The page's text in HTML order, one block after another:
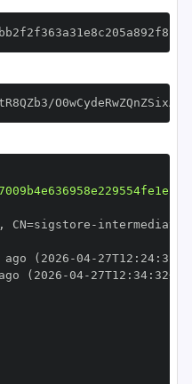
, CN=sigstore -
ago (2026 -04- 27T12 : 24:
(2026 -04- 27T12 : 34: 32+00